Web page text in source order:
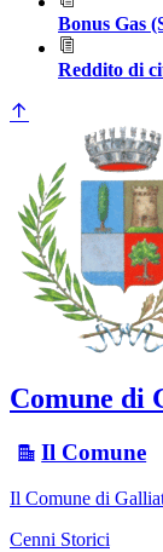
Bonus Gas
Reddito di
Comune di
Il Comune
Il Comune di
Cenni Storici